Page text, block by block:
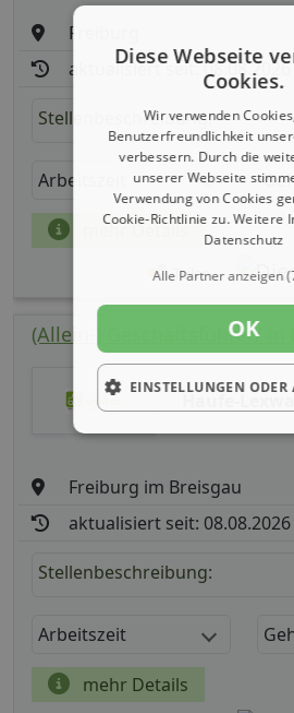
Freiburg
aktualisiert seit: 08.08.2026
Stellenbeschreibung:
Arbeitszeit
mehr Details
Teilen
(Allein-) Geschäftsführer/ in
Haufe-
Freiburg im Breisgau
aktualisiert seit: 08.08.2026
Stellenbeschreibung:
Arbeitszeit
mehr Details
Diese Webseite
Cookies.
Wir verwenden
Benutzerfreundlichkeit
verbessern. Durch die
unserer Webseite
Verwendung von Cookies
Cookie-Richtlinie zu.Weitere
Datenschutz
Alle Partner anzeigen
OK
EINSTELLUNGEN ODER